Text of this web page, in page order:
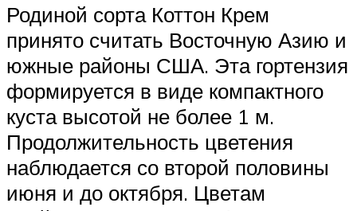
Родиной сорта Коттон Крем
принято считать Восточную Азию и
южные районы США. Эта гортензия
формируется в виде компактного
куста высотой не более 1 м.
Продолжительность цветения
наблюдается со второй половины
июня и до октября. Цветам